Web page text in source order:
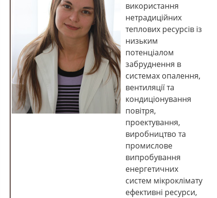
використання
нетрадиційних
теплових ресурсів із
низьким
потенціалом
забруднення в
системах опалення,
вентиляції та
кондиціонування
повітря,
проектування,
виробництво та
промислове
випробування
енергетичних
систем мікроклімату
ефективні ресурси,